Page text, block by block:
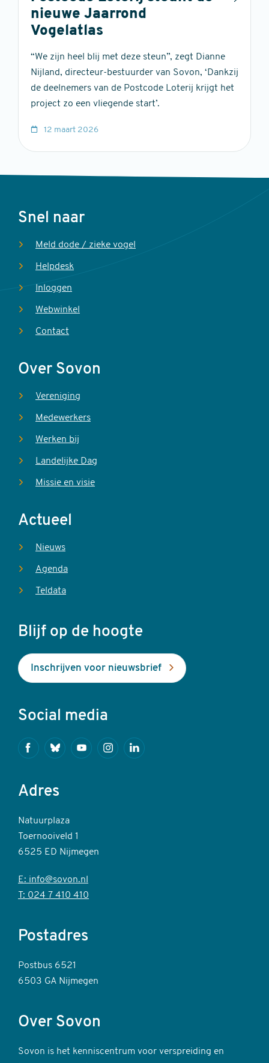
nieuwe Jaarrond
Vogelatlas
“We zijn heel blij met deze steun”, zegt Dianne
Nijland, directeur-bestuurder van Sovon, ‘Dankzij
de deelnemers van de Postcode Loterij krijgt het
project zo een vliegende start’.
12 maart 2026
Voet
Snel naar
Meld dode / zieke vogel
Helpdesk
Inloggen
Webwinkel
Contact
Over Sovon
Vereniging
Medewerkers
Werken bij
Landelijke Dag
Missie en visie
Actueel
Nieuws
Agenda
Teldata
Blijf op de hoogte
Inschrijven voor nieuwsbrief
Social media
FacebookBlueskyYoutubeInstagramLinkedin
Adres
Natuurplaza
Toernooiveld 1
6525 ED Nijmegen
E: info@sovon.nl
T: 024 7 410 410
Postadres
Postbus 6521
6503 GA Nijmegen
Over Sovon
Sovon is het kenniscentrum voor verspreiding en